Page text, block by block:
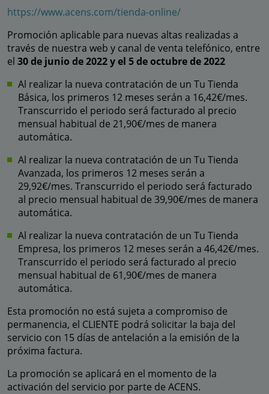
https://www.acens.com/tienda-online/
Promoción aplicable para nuevas altas realizadas a
través de nuestra web y canal de venta telefónico, entre
el 30 de junio de 2022 y el 5 de octubre de 2022
Al realizar la nueva contratación de un Tu Tienda
Básica, los primeros 12 meses serán a 16,42€/mes.
Transcurrido el periodo será facturado al precio
mensual habitual de 21,90€/mes de manera
automática.
Al realizar la nueva contratación de un Tu Tienda
Avanzada, los primeros 12 meses serán a
29,92€/mes. Transcurrido el periodo será facturado
al precio mensual habitual de 39,90€/mes de manera
automática.
Al realizar la nueva contratación de un Tu Tienda
Empresa, los primeros 12 meses serán a 46,42€/mes.
Transcurrido el periodo será facturado al precio
mensual habitual de 61,90€/mes de manera
automática.
Esta promoción no está sujeta a compromiso de
permanencia, el CLIENTE podrá solicitar la baja del
servicio con 15 días de antelación a la emisión de la
próxima factura.
La promoción se aplicará en el momento de la
activación del servicio por parte de ACENS.